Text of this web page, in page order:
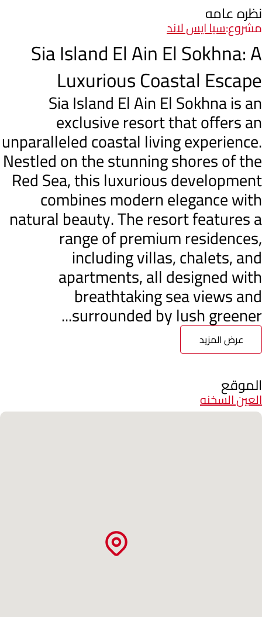
نظره عامه
مشروع:سيا ايس لاند
Sia Island El Ain El Sokhna: A
Luxurious Coastal Escape
Sia Island El Ain El Sokhna is an
exclusive resort that offers an
unparalleled coastal living experience.
Nestled on the stunning shores of the
Red Sea, this luxurious development
combines modern elegance with
natural beauty. The resort features a
range of premium residences,
including villas, chalets, and
apartments, all designed with
breathtaking sea views and
surrounded by lush greener...
عرض المزيد
الموقع
العين السخنه